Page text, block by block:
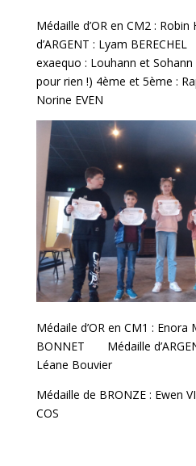
Médaille d’OR en CM2 :
d’ARGENT : Lyam
exaequo : Louhann et
pour rien !) 4ème et 5ème :
Norine EVEN
Médaile d’OR en CM1 :
BONNET Médaille
Léane Bouvier
Médaille de BRONZE : Ewen
COS